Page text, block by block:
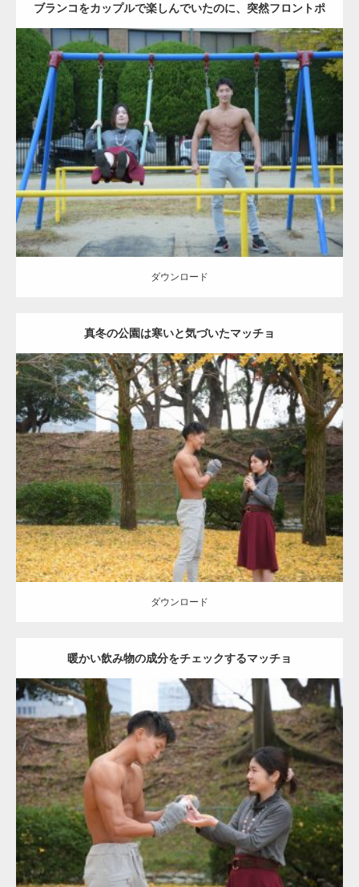
ブランコをカップルで楽しんでいたのに、突然フロントポ
ーズをするマッチョ
Update: 2021.07.6
Category:公園のマッチョ その他 AKIHITO(細マッチョ) 腹筋 大胸筋
ダウンロード
ダウンロード
真冬の公園は寒いと気づいたマッチョ
Update: 2021.07.8
Category:公園のマッチョ その他 AKIHITO(細マッチョ) 上腕三頭筋
肩
ダウンロード
ダウンロード
暖かい飲み物の成分をチェックするマッチョ
Update:2021.07.8
Category:公園のマッチョ その他 AKIHITO(細マッチョ) 上腕三頭筋
肩
ダウンロード